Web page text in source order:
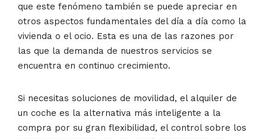
que este fenómeno también se puede apreciar en
otros aspectos fundamentales del día a día como la
vivienda o el ocio. Esta es una de las razones por
las que la demanda de nuestros servicios se
encuentra en continuo crecimiento.
Si necesitas soluciones de movilidad, el alquiler de
un coche es la alternativa más inteligente a la
compra por su gran flexibilidad, el control sobre los